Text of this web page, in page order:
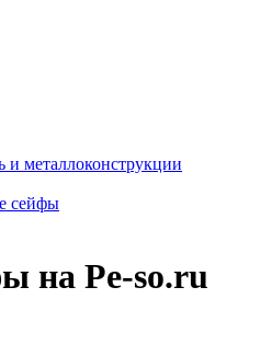
и металлоконструкции
сейфы
на Pe-so.ru